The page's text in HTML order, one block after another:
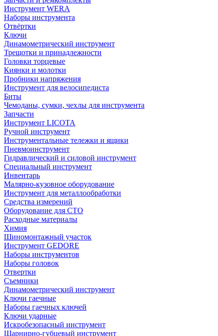
Инструмент WERA
Наборы инструмента
Отвёртки
Ключи
Динамометрический инструмент
Трещотки и принадлежности
Головки торцевые
Киянки и молотки
Пробники напряжения
Инструмент для велосипедиста
Биты
Чемоданы, сумки, чехлы для инструмента
Запчасти
Инструмент LICOTA
Ручной инструмент
Инструментальные тележки и ящики
Пневмоинструмент
Гидравлический и силовой инструмент
Специальный инструмент
Инвентарь
Малярно-кузовное оборудование
Инструмент для металлообработки
Средства измерений
Оборудование для СТО
Расходные материалы
Химия
Шиномонтажный участок
Инструмент GEDORE
Наборы инструментов
Наборы головок
Отвертки
Съемники
Динамометрический инструмент
Ключи гаечные
Наборы гаечных ключей
Ключи ударные
Искробезопасный инструмент
Шарнирно-губцевый инструмент